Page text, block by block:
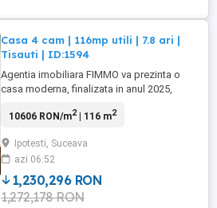
Casa 4 cam | 116mp utili | 7.8 ari |
Tisauti | ID:1594
Agentia imobiliara FIMMO va prezinta o
casa moderna, finalizata in anul 2025,
Suceava, o proprietate care imbina
standard ridicat al finisajelor. Imobilul este
construit pe regim de inaltime P+E si are o
suprafata utila ...
10606 RON/m2| 116 m2
Ipotesti, Suceava
azi 06:52
1,230,296 RON
1,272,178 RON